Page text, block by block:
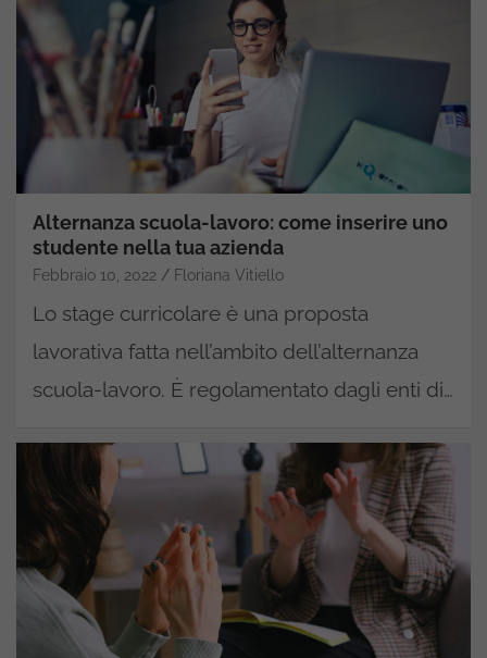
Alternanza scuola-lavoro: come inserire uno
studente nella tua azienda
Febbraio 10, 2022 Floriana Vitiello
Lo stage curricolare è una proposta
lavorativa fatta nell’ambito dell’alternanza
scuola-lavoro. È regolamentato dagli enti di…